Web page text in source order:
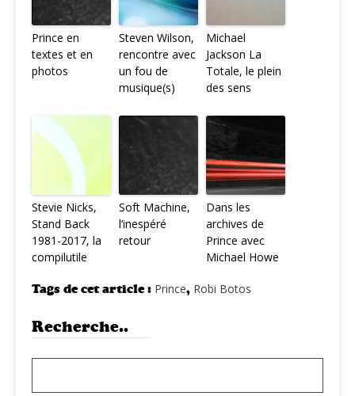
Prince en
textes et en
photos
Steven Wilson,
rencontre avec
un fou de
musique(s)
Michael
Jackson La
Totale, le plein
des sens
Stevie Nicks,
Stand Back
1981-2017, la
compilutile
Soft Machine,
l’inespéré
retour
Dans les
archives de
Prince avec
Michael Howe
Tags de cet article : Prince, Robi Botos
Recherche..